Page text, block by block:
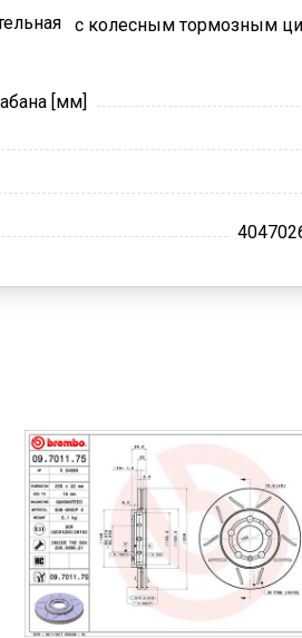
с колесным тормозным
[мм]